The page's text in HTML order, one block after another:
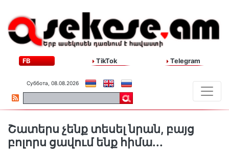
FB TikTok Telegram
Суббота, 08.08.2026
Շատերս չենք տեսել նրան, բայց
բոլորս ցավում ենք հիմա․․․